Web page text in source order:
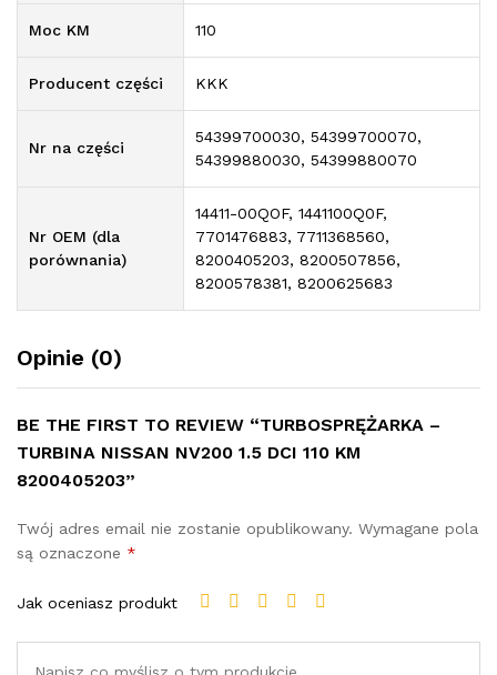
Moc KM 110
Producent części KKK
Nr na części
54399700030, 54399700070,
54399880030, 54399880070
Nr OEM (dla
porównania)
14411-00QOF, 1441100Q0F,
7701476883, 7711368560,
8200405203, 8200507856,
8200578381, 8200625683
Opinie (0)
BE THE FIRST TO REVIEW “TURBOSPRĘŻARKA –
TURBINA NISSAN NV200 1.5 DCI 110 KM
8200405203”
Twój adres email nie zostanie opublikowany. Wymagane pola
są oznaczone *
Jak oceniasz produkt